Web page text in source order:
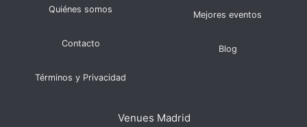
Venues Madrid
Quiénes somos
Contacto
Términos y Privacidad
Mejores eventos
Blog